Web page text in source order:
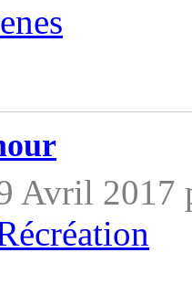
Avril 2017